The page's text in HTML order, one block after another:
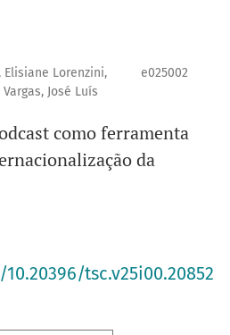
Lorenzini,
José Luís
e025002
como ferramenta
da
tsc.v25i00.20852